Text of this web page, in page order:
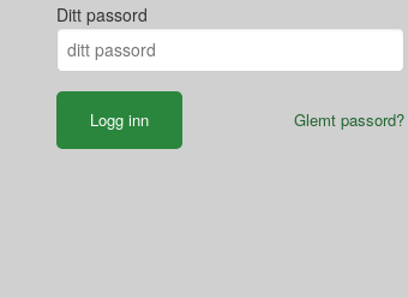
Ditt passord
Glemt passord?